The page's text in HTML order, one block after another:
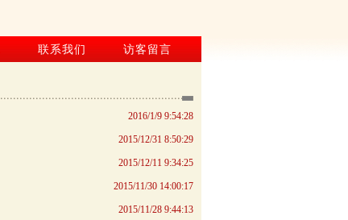
联系我们 访客留言
2016/1/9 9:54:28
2015/12/31 8:50:29
2015/12/11 9:34:25
2015/11/30 14:00:17
2015/11/28 9:44:13